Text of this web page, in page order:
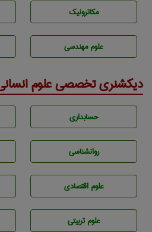
مکاترونیک
علوم مهندسی
دیکشنری تخصصی علوم
حسابداری
روانشناسی
علوم اقتصادی
علوم تربيتی